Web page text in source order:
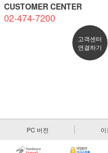
CUSTOMER CENTER
02-474-7200
고객센터
연결하기
PC 버전